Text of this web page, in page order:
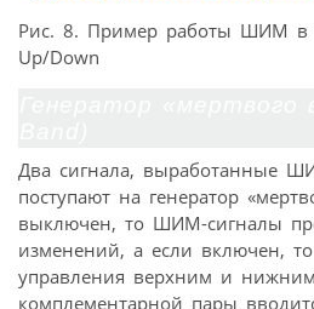
Рис. 8. Пример работы ШИМ в
Up/Down
Два сигнала, выработанные
поступают на генератор
выключен, то ШИМ-сигналы
изменений, а если включен,
управления верхним и
комплементарной пары